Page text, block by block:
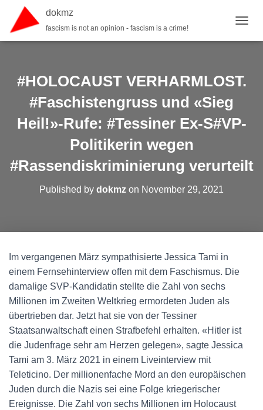
dokmz
fascism is not an opinion - fascism is a crime!
#HOLOCAUST VERHARMLOST.
#Faschistengruss und «Sieg
Heil!»-Rufe: #Tessiner Ex-S#VP-
Politikerin wegen
#Rassendiskriminierung verurteilt
Published by dokmz on November 29, 2021
Im vergangenen März sympathisierte Jessica Tami in
einem Fernsehinterview offen mit dem Faschismus. Die
damalige SVP-Kandidatin stellte die Zahl von sechs
Millionen im Zweiten Weltkrieg ermordeten Juden als
übertrieben dar. Jetzt hat sie von der Tessiner
Staatsanwaltschaft einen Strafbefehl erhalten. «Hitler ist
die Judenfrage sehr am Herzen gelegen», sagte Jessica
Tami am 3. März 2021 in einem Liveinterview mit
Teleticino. Der millionenfache Mord an den europäischen
Juden durch die Nazis sei eine Folge kriegerischer
Ereignisse. Die Zahl von sechs Millionen im Holocaust